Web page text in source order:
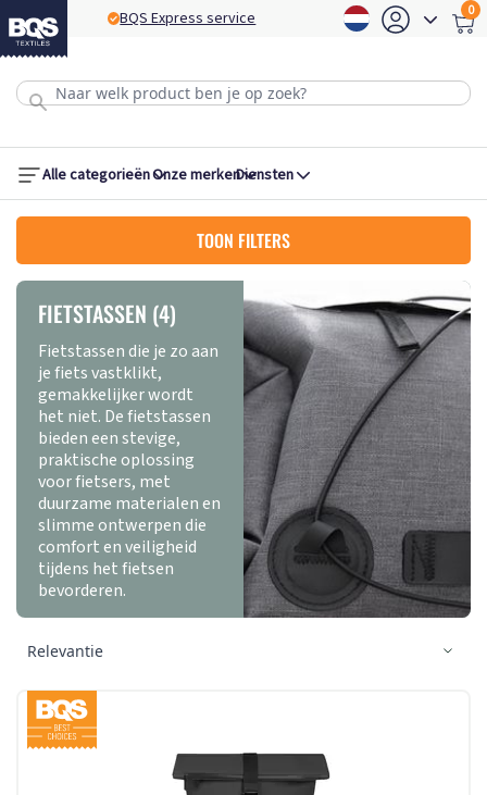
BQS Express service 0
Alle categorieënOnze merkenDiensten
TOON FILTERS
FIETSTASSEN (4)
Fietstassen die je zo aan
je fiets vastklikt,
gemakkelijker wordt
het niet. De fietstassen
bieden een stevige,
praktische oplossing
voor fietsers, met
duurzame materialen en
slimme ontwerpen die
comfort en veiligheid
tijdens het fietsen
bevorderen.